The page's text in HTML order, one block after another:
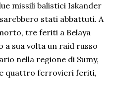
missili balistici Iskander
stati abbattuti. A
tre feriti a Belaya
a sua volta un raid russo
nella regione di Sumy,
quattro ferrovieri feriti,